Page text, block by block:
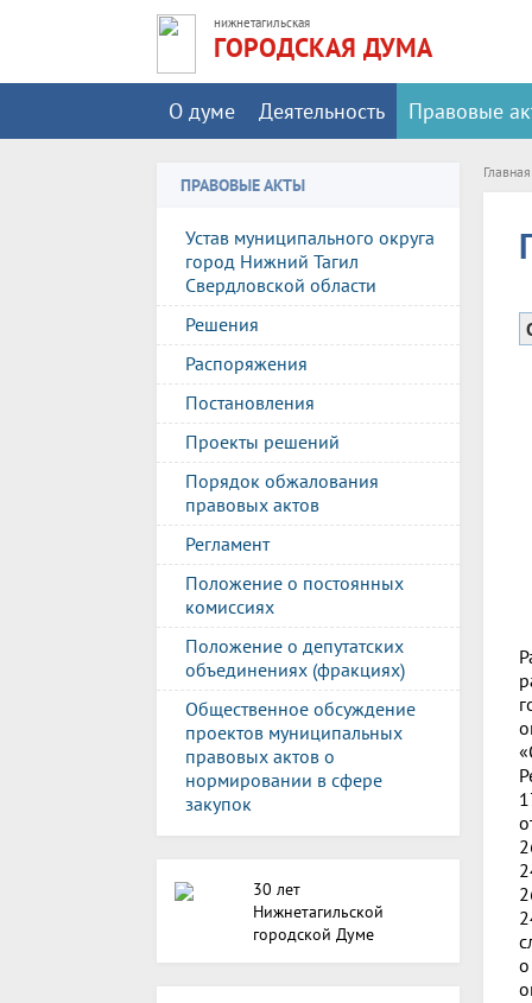
нижнетагильская
ГОРОДСКАЯ ДУМА
О думе Деятельность Правовые
ПРАВОВЫЕ АКТЫ
Устав муниципального округа
город Нижний Тагил
Свердловской области
Решения
Распоряжения
Постановления
Проекты решений
Порядок обжалования
правовых актов
Регламент
Положение о постоянных
комиссиях
Положение о депутатских
объединениях (фракциях)
Общественное обсуждение
проектов муниципальных
правовых актов о
нормировании в сфере
закупок
30 лет
Нижнетагильской
городской Думе
Главная